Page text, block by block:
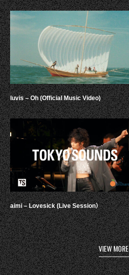
luvis – Oh (Official Music Video)
aimi – Lovesick (Live Session）
VIEW MORE